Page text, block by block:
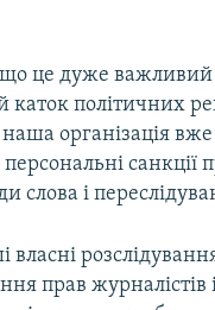
це дуже важливий
політичних
наша організація
санкції
слова і
прав журналістів